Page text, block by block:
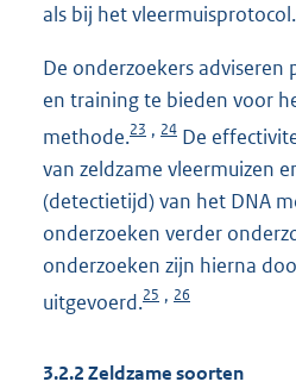
als bij het vleermuisprotocol.
De onderzoekers
en training te bieden voor
methode.23 , 24 De
van zeldzame vleermuizen
(detectietijd) van het DNA
onderzoeken verder
onderzoeken zijn hierna
uitgevoerd.25 , 26
3.2.2 Zeldzame soorten